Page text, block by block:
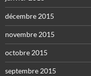
décembre 2015
novembre 2015
octobre 2015
septembre 2015